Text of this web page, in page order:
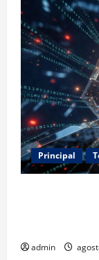
Principal
admin